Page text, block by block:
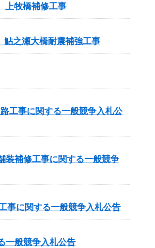
上牧橋補修工事
鮎之瀬大橋耐震補強工事
工事に関する一般競争入札公
補修工事に関する一般競争
事に関する一般競争入札公告
一般競争入札公告